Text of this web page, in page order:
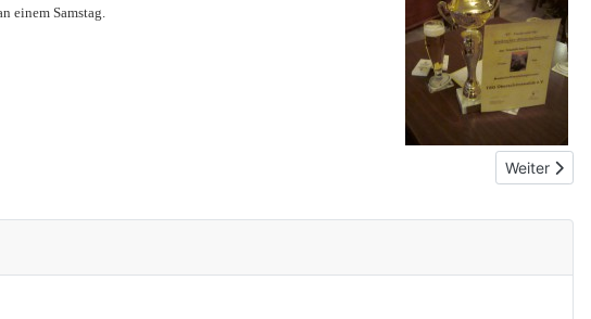
einem Samstag.
Nächster
Weiter